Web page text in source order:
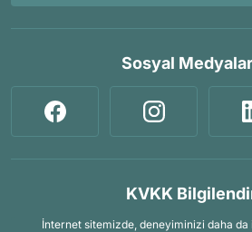
Sosyal
KVKK
İnternet sitemizde, deneyiminizi daha